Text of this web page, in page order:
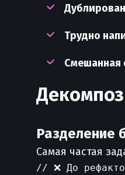
Трудно
Смешанная
Разделение
Самая частая
// ❌ До